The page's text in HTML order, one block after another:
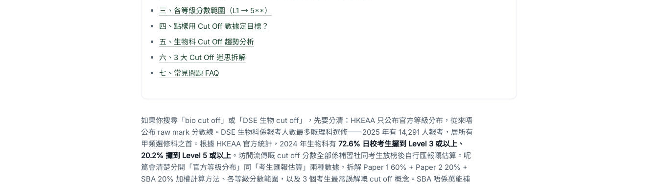
三、各等級分數範圍（L1 → 5**）
四、點樣用 Cut Off 數據定目標？
五、生物科 Cut Off 趨勢分析
六、3 大 Cut Off 迷思拆解
七、常見問題 FAQ
如果你搜尋「bio cut off」或「DSE 生物 cut off」，先要分清：HKEAA 只公布官方等級分布，從來唔
公布 raw mark 分數線。DSE 生物科係報考人數最多嘅理科選修——2025 年有 14,291 人報考，居所有
甲類選修科之首。根據 HKEAA 官方統計，2024 年生物科有 72.6% 日校考生攞到 Level 3 或以上、
20.2% 攞到 Level 5 或以上 。坊間流傳嘅 cut off 分數全部係補習社同考生放榜後自行匯報嘅估算。呢
篇會清楚分開「官方等級分布」同「考生匯報估算」兩種數據，拆解 Paper 1 60% + Paper 2 20% +
SBA 20% 加權計算方法、各等級分數範圍，以及 3 個考生最常誤解嘅 cut off 概念。SBA 唔係萬能補